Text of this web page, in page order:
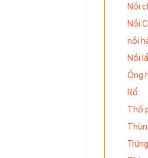
Nồi
Nồi
nồi
Nồi
Ống
Rổ
Thố